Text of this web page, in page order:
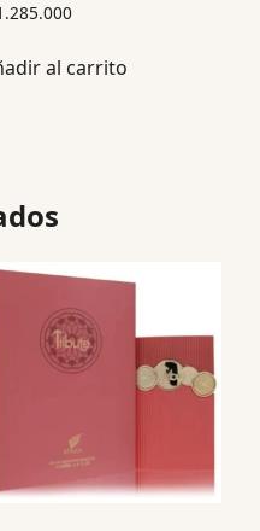
al carrito